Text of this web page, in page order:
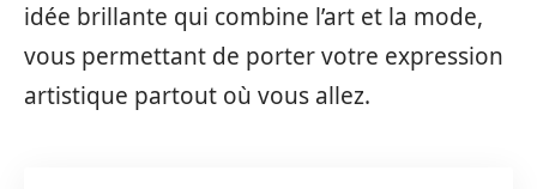
idée brillante qui combine l’art et la mode,
vous permettant de porter votre expression
artistique partout où vous allez.